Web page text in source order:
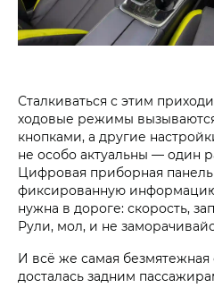
Сталкиваться с этим
ходовые режимы
кнопками, а другие
не особо актуальны — один
Цифровая приборная
фиксированную
нужна в дороге: скорость,
Рули, мол, и не
И всё же самая безмятежная
досталась задним